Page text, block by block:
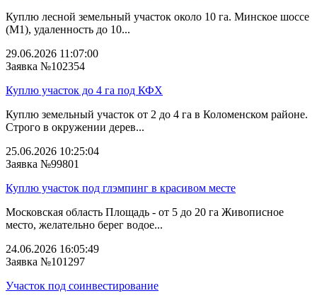
Куплю лесной земельный участок около 10 га. Минское шоссе
(М1), удаленность до 10...
29.06.2026 11:07:00
Заявка №102354
Куплю участок до 4 га под КФХ
Куплю земельный участок от 2 до 4 га в Коломенском районе.
Строго в окружении дерев...
25.06.2026 10:25:04
Заявка №99801
Куплю участок под глэмпинг в красивом месте
Московская область Площадь - от 5 до 20 га Живописное
место, желательно берег водое...
24.06.2026 16:05:49
Заявка №101297
Участок под соинвестирование